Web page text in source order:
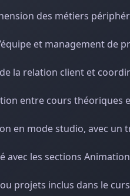
des métiers
et management de
la relation client et
entre cours théoriques
en mode studio, avec un
avec les sections
projets inclus dans le